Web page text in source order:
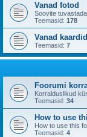
Vanad fotod
Soovite
Teemasid: 178
Vanad kaardid
Teemasid: 7
Foorumi
Korralduslikud
Teemasid: 34
How to use
How to use this
Teemasid: 4